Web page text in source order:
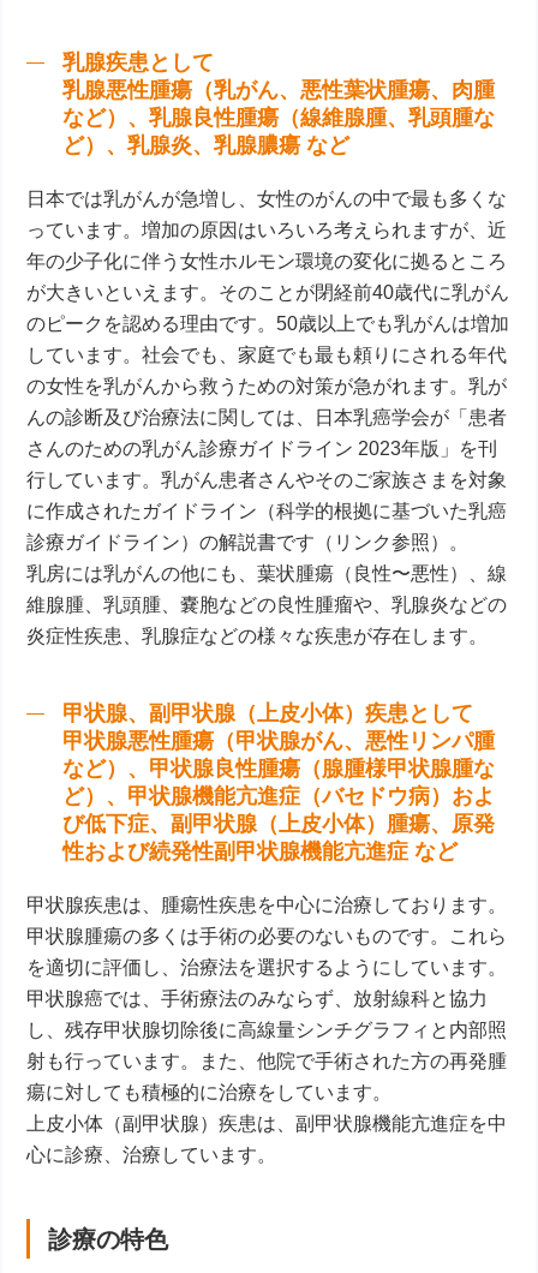
乳腺疾患として
乳腺悪性腫瘍（乳がん、悪性葉状腫瘍、肉腫
など）、乳腺良性腫瘍（線維腺腫、乳頭腫な
ど）、乳腺炎、乳腺膿瘍 など
日本では乳がんが急増し、女性のがんの中で最も多くな
っています。増加の原因はいろいろ考えられますが、近
年の少子化に伴う女性ホルモン環境の変化に拠るところ
が大きいといえます。そのことが閉経前40歳代に乳がん
のピークを認める理由です。50歳以上でも乳がんは増加
しています。社会でも、家庭でも最も頼りにされる年代
の女性を乳がんから救うための対策が急がれます。乳が
んの診断及び治療法に関しては、日本乳癌学会が「患者
さんのための乳がん診療ガイドライン 2023年版」を刊
行しています。乳がん患者さんやそのご家族さまを対象
に作成されたガイドライン（科学的根拠に基づいた乳癌
診療ガイドライン）の解説書です（リンク参照）。
乳房には乳がんの他にも、葉状腫瘍（良性〜悪性）、線
維腺腫、乳頭腫、嚢胞などの良性腫瘤や、乳腺炎などの
炎症性疾患、乳腺症などの様々な疾患が存在します。
甲状腺、副甲状腺（上皮小体）疾患として
甲状腺悪性腫瘍（甲状腺がん、悪性リンパ腫
など）、甲状腺良性腫瘍（腺腫様甲状腺腫な
ど）、甲状腺機能亢進症（バセドウ病）およ
び低下症、副甲状腺（上皮小体）腫瘍、原発
性および続発性副甲状腺機能亢進症 など
甲状腺疾患は、腫瘍性疾患を中心に治療しております。
甲状腺腫瘍の多くは手術の必要のないものです。これら
を適切に評価し、治療法を選択するようにしています。
甲状腺癌では、手術療法のみならず、放射線科と協力
し、残存甲状腺切除後に高線量シンチグラフィと内部照
射も行っています。また、他院で手術された方の再発腫
瘍に対しても積極的に治療をしています。
上皮小体（副甲状腺）疾患は、副甲状腺機能亢進症を中
心に診療、治療しています。
診療の特色